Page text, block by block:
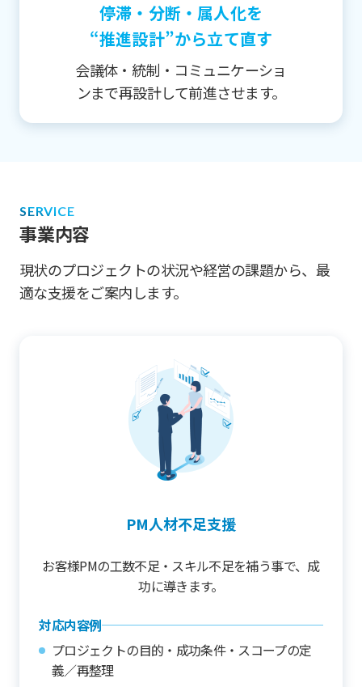
停滞・分断・属人化を
“推進設計”から立て直す
会議体・統制・コミュニケーショ
ンまで再設計して前進させます。
SERVICE
事業内容
現状のプロジェクトの状況や経営の課題から、最
適な支援をご案内します。
PM人材不足支援
お客様PMの工数不足・スキル不足を補う事で、成
功に導きます。
対応内容例
プロジェクトの目的・成功条件・スコープの定
義／再整理